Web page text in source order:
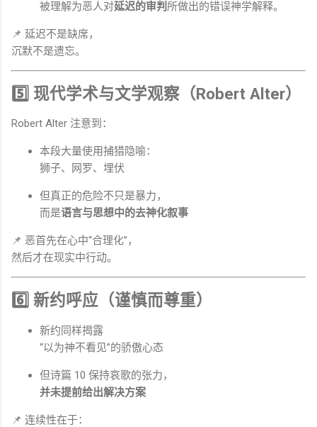
被理解为恶人对延迟的审判 所做出的错误神学解释。
📌 延迟不是缺席，
沉默不是遗忘。
5️⃣ 现代学术与文学观察（Robert Alter）
Robert Alter 注意到：
本段大量使用捕猎隐喻：
狮子、网罗、埋伏
但真正的危险不只是暴力，
而是语言与思想中的去神化叙事
📌 恶首先在心中“合理化”，
然后才在现实中行动。
6️⃣ 新约呼应（谨慎而尊重）
新约同样揭露
“以为神不看见”的骄傲心态
但诗篇 10 保持哀歌的张力，
并未提前给出解决方案
📌 连续性在于：